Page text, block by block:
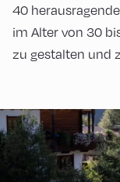
40
im Alter von 30
zu gestalten und